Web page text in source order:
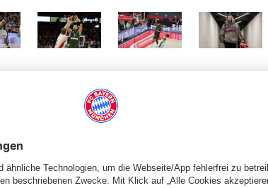
Größe
Zeige in voller GrößeZeige in voller GrößeZeige in